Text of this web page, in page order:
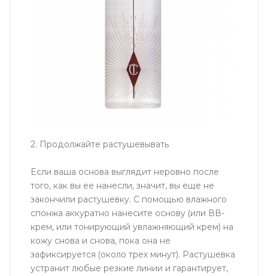
2. Продолжайте растушевывать
Если ваша основа выглядит неровно после
того, как вы ее нанесли, значит, вы еще не
закончили растушевку. С помощью влажного
спонжа аккуратно нанесите основу (или ВВ-
крем, или тонирующий увлажняющий крем) на
кожу снова и снова, пока она не
зафиксируется (около трех минут). Растушевка
устранит любые резкие линии и гарантирует,